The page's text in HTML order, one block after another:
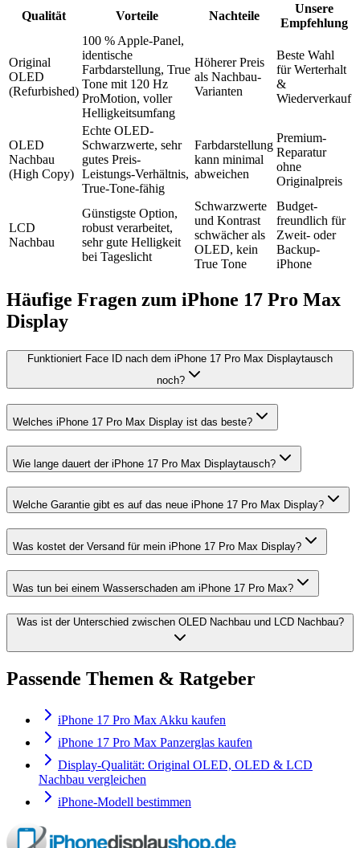
Qualität Vorteile Nachteile
Unsere
Empfehlung
Original
OLED
(Refurbished)
100 % Apple-Panel,
identische
Farbdarstellung, True
Tone mit 120 Hz
ProMotion, voller
Helligkeitsumfang
Höherer Preis
als Nachbau-
Varianten
Beste Wahl
für Werterhalt
&
Wiederverkauf
OLED
Nachbau
(High Copy)
Echte OLED-
Schwarzwerte, sehr
gutes Preis-
Leistungs-Verhältnis,
True-Tone-fähig
Farbdarstellung
kann minimal
abweichen
Premium-
Reparatur
ohne
Originalpreis
LCD
Nachbau
Günstigste Option,
robust verarbeitet,
sehr gute Helligkeit
bei Tageslicht
Schwarzwerte
und Kontrast
schwächer als
OLED, kein
True Tone
Budget-
freundlich für
Zweit- oder
Backup-
iPhone
Häufige Fragen zum iPhone 17 Pro Max
Display
Funktioniert Face ID nach dem iPhone 17 Pro Max Displaytausch
noch?
Welches iPhone 17 Pro Max Display ist das beste?
Wie lange dauert der iPhone 17 Pro Max Displaytausch?
Welche Garantie gibt es auf das neue iPhone 17 Pro Max Display?
Was kostet der Versand für mein iPhone 17 Pro Max Display?
Was tun bei einem Wasserschaden am iPhone 17 Pro Max?
Was ist der Unterschied zwischen OLED Nachbau und LCD Nachbau?
Passende Themen & Ratgeber
iPhone 17 Pro Max Akku kaufen
iPhone 17 Pro Max Panzerglas kaufen
Display-Qualität: Original OLED, OLED & LCD
Nachbau vergleichen
iPhone-Modell bestimmen